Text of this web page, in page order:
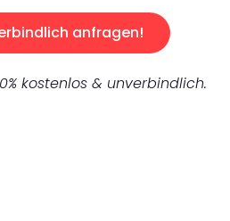
anfragen!
kostenlos & unverbindlich.